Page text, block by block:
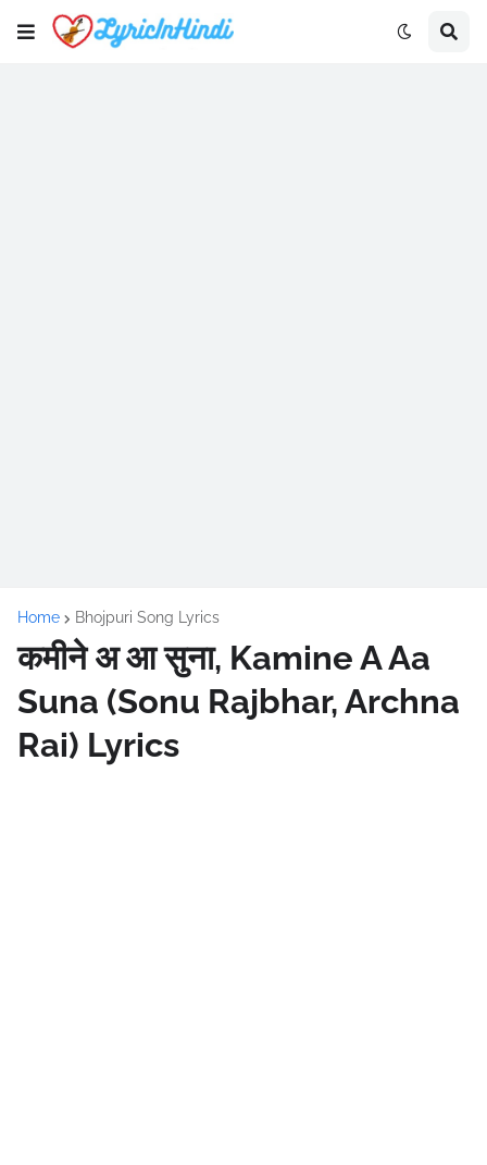
Home Bhojpuri Song Lyrics
कमीने अ आ सुना, Kamine A Aa
Suna (Sonu Rajbhar, Archna
Rai) Lyrics